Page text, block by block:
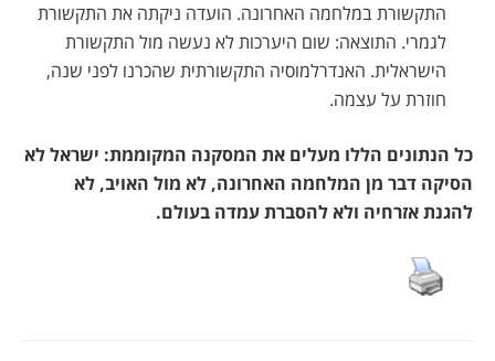
התקשורת במלחמה האחרונה. הועדה ניקתה את התקשורת
לגמרי. התוצאה: שום היערכות לא נעשה מול התקשורת
הישראלית. האנדרלמוסיה התקשורתית שהכרנו לפני שנה,
חוזרת על עצמה.
כל הנתונים הללו מעלים את המסקנה המקוממת: ישראל לא
הסיקה דבר מן המלחמה האחרונה, לא מול האויב, לא
להגנת אזרחיה ולא להסברת עמדה בעולם.